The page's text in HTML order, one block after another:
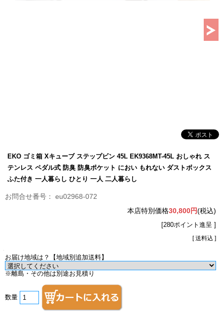
EKO ゴミ箱 Xキューブ ステップビン 45L EK9368MT-45L おしゃれ ス
テンレス ペダル式 防臭 防臭ポケット におい もれない ダストボックス
ふた付き 一人暮らし ひとり 一人 二人暮らし
eu02968-072
本店特別価格30,800円(税込)
[280ポイント進呈 ]
[ 送料込 ]
お届け地域は？【地域別追加送料】
※離島・その他は別途お見積り
数量